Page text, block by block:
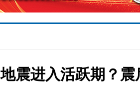
地震进入活跃期？